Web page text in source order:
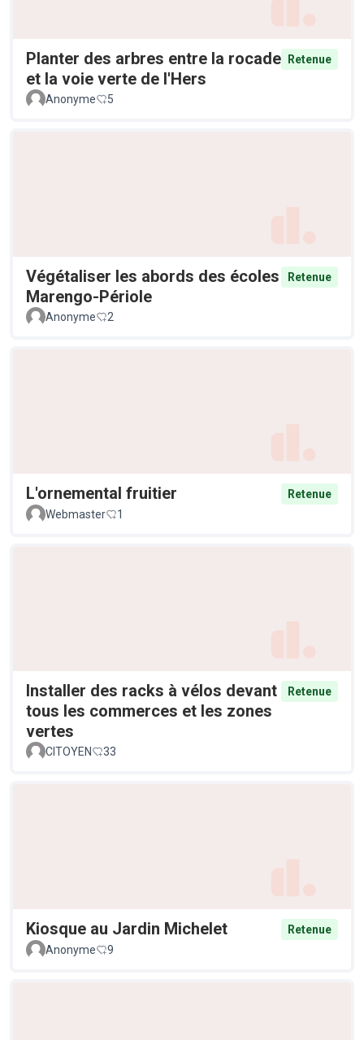
Planter des arbres entre la rocade
et la voie verte de l'Hers
Retenue
Anonyme 5
Végétaliser les abords des écoles
Marengo-Périole
Retenue
Anonyme 2
L'ornemental fruitier
Retenue
Webmaster
1
Installer des racks à vélos devant
tous les commerces et les zones
vertes
Retenue
CITOYEN 33
Kiosque au Jardin Michelet
Retenue
Anonyme
9